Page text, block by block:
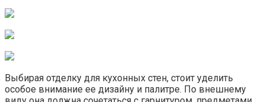
Выбирая отделку для кухонных стен, стоит уделить
особое внимание ее дизайну и палитре. По внешнему